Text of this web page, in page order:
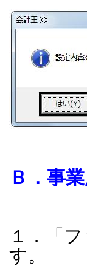
Ｂ．事
１．「
す。